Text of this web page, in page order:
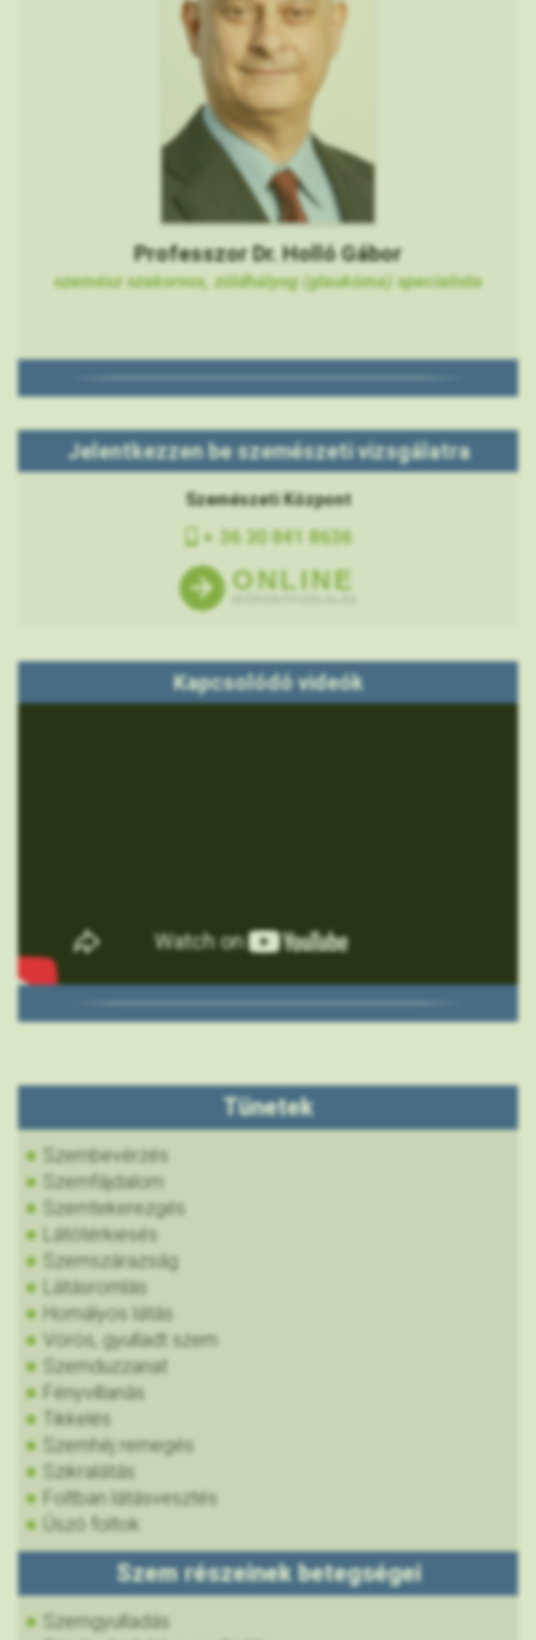
Professzor Dr. Holló Gábor
szemész szakorvos, zöldhályog (glaukóma) specialista
Jelentkezzen be szemészeti vizsgálatra
Szemészeti Központ
+ 36 30 841 8636
ONLINE
Kapcsolódó videók
Tünetek
Szembevérzés
Szemfájdalom
Szemtekerezgés
Látótérkiesés
Szemszárazság
Látásromlás
Homályos látás
Vörös, gyulladt szem
Szemduzzanat
Fényvillanás
Tikkelés
Szemhéj remegés
Szikralátás
Foltban látásvesztés
Úszó foltok
Szem részeinek betegségei
Szemgyulladás